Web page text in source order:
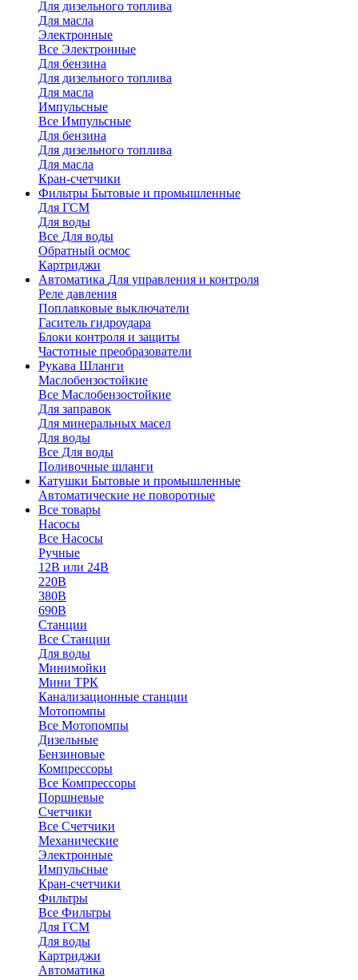
Для дизельного топлива
Для масла
Электронные
Все Электронные
Для бензина
Для дизельного топлива
Для масла
Импульсные
Все Импульсные
Для бензина
Для дизельного топлива
Для масла
Кран-счетчики
Фильтры Бытовые и промышленные
Для ГСМ
Для воды
Все Для воды
Обратный осмос
Картриджи
Автоматика Для управления и контроля
Реле давления
Поплавковые выключатели
Гаситель гидроудара
Блоки контроля и защиты
Частотные преобразователи
Рукава Шланги
Маслобензостойкие
Все Маслобензостойкие
Для заправок
Для минеральных масел
Для воды
Все Для воды
Поливочные шланги
Катушки Бытовые и промышленные
Автоматические не поворотные
Все товары
Насосы
Все Насосы
Ручные
12В или 24В
220В
380В
690В
Станции
Все Станции
Для воды
Минимойки
Мини ТРК
Канализационные станции
Мотопомпы
Все Мотопомпы
Дизельные
Бензиновые
Компрессоры
Все Компрессоры
Поршневые
Счетчики
Все Счетчики
Механические
Электронные
Импульсные
Кран-счетчики
Фильтры
Все Фильтры
Для ГСМ
Для воды
Картриджи
Автоматика